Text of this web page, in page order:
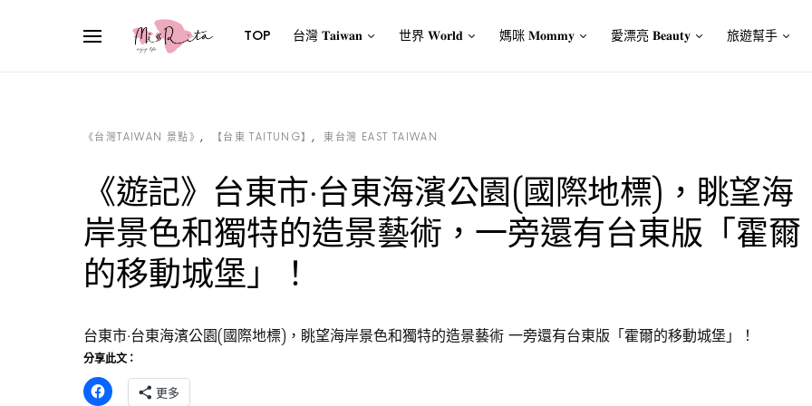
TOP 台灣 𝐓𝐚𝐢𝐰𝐚𝐧 世界 𝐖𝐨𝐫𝐥𝐝 媽咪 𝐌𝐨𝐦𝐦𝐲 愛漂亮 𝐁𝐞𝐚𝐮𝐭𝐲 旅遊幫手
《台灣TAIWAN 景點》 【台東 TAITUNG】 東台灣 EAST TAIWAN
《遊記》台東市‧台東海濱公園(國際地標)，眺望海
岸景色和獨特的造景藝術，一旁還有台東版「霍爾
的移動城堡」！
台東市‧台東海濱公園(國際地標)，眺望海岸景色和獨特的造景藝術 一旁還有台東版「霍爾的移動城堡」！
分享此文：
更多